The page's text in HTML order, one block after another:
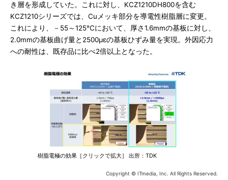
き層を形成していた。これに対し、KCZ1210DH800を含む
KCZ1210シリーズでは、Cuメッキ部分を導電性樹脂層に変更。
これにより、－55～125℃において、厚さ1.6mmの基板に対し、
2.0mmの基板曲げ量と2500μεの基板ひずみ量を実現。外因応力
への耐性は、既存品に比べ2倍以上となった。
樹脂電極の効果［クリックで拡大］ 出所：TDK
Copyright © ITmedia, Inc. All Rights Reserved.